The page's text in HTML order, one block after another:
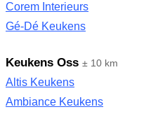
Corem Interieurs
Gé-Dé Keukens
Keukens Oss ± 10 km
Altis Keukens
Ambiance Keukens